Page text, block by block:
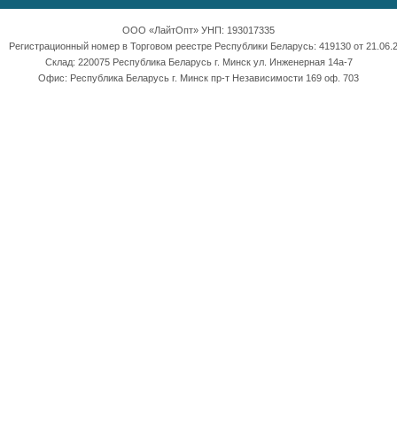
ООО «ЛайтОпт» УНП: 193017335
Регистрационный номер в Торговом реестре Республики Беларусь: 419130 от
Склад: 220075 Республика Беларусь г. Минск ул. Инженерная 14а-7
Офис: Республика Беларусь г. Минск пр-т Независимости 169 оф. 703